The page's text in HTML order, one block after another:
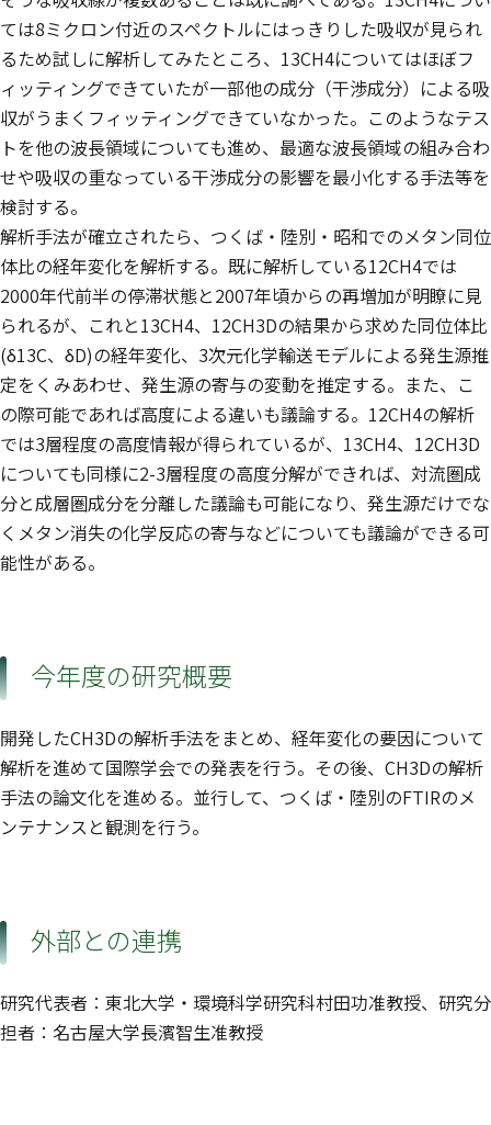
ては8ミクロン付近のスペクトルにはっきりした吸収が見られ
るため試しに解析してみたところ、13CH4についてはほぼフ
ィッティングできていたが一部他の成分（干渉成分）による吸
収がうまくフィッティングできていなかった。このようなテス
トを他の波長領域についても進め、最適な波長領域の組み合わ
せや吸収の重なっている干渉成分の影響を最小化する手法等を
検討する。
解析手法が確立されたら、つくば・陸別・昭和でのメタン同位
体比の経年変化を解析する。既に解析している12CH4では
2000年代前半の停滞状態と2007年頃からの再増加が明瞭に見
られるが、これと13CH4、12CH3Dの結果から求めた同位体比
(δ13C、δD)の経年変化、3次元化学輸送モデルによる発生源推
定をくみあわせ、発生源の寄与の変動を推定する。また、こ
の際可能であれば高度による違いも議論する。12CH4の解析
では3層程度の高度情報が得られているが、13CH4、12CH3D
についても同様に2-3層程度の高度分解ができれば、対流圏成
分と成層圏成分を分離した議論も可能になり、発生源だけでな
くメタン消失の化学反応の寄与などについても議論ができる可
能性がある。
今年度の研究概要
開発したCH3Dの解析手法をまとめ、経年変化の要因について
解析を進めて国際学会での発表を行う。その後、CH3Dの解析
手法の論文化を進める。並行して、つくば・陸別のFTIRのメ
ンテナンスと観測を行う。
外部との連携
研究代表者：東北大学・環境科学研究科村田功准教授、研究分
担者：名古屋大学長濱智生准教授